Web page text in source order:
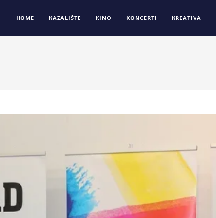
HOME KAZALIŠTE KINO KONCERTI KREATIVA